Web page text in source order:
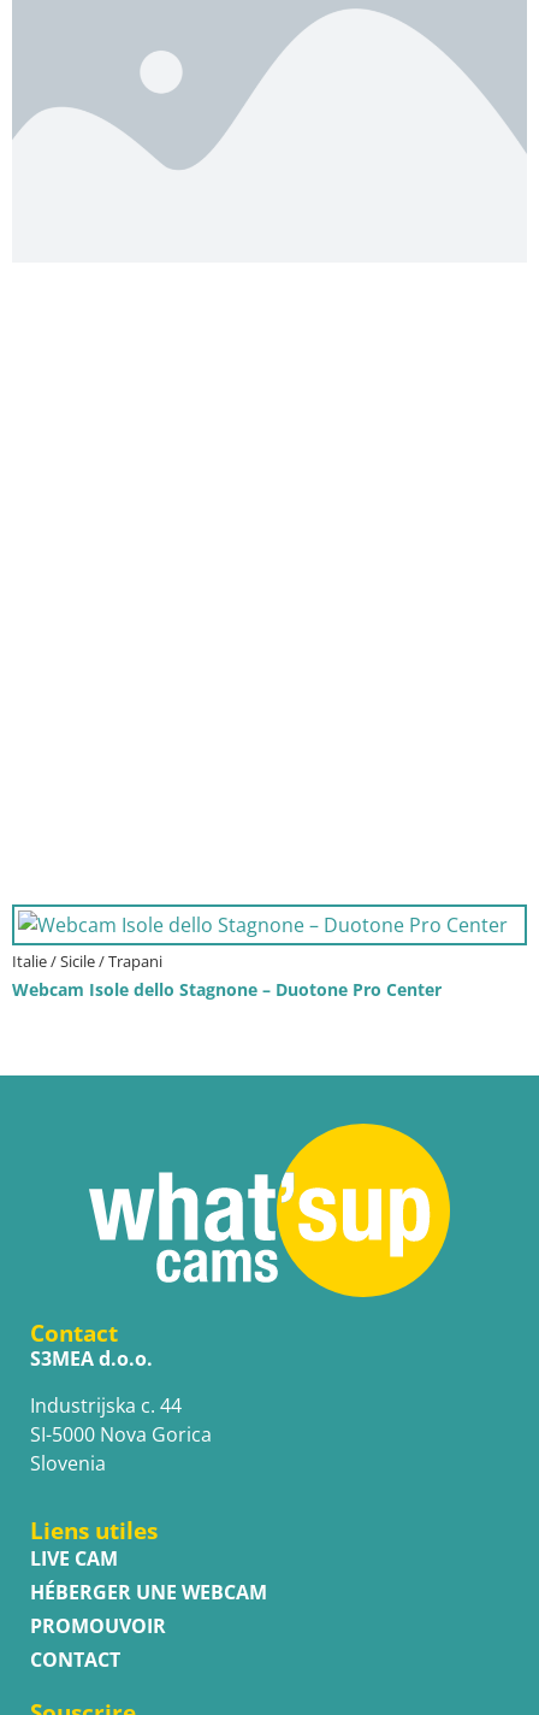
Italie / Sicile / Trapani
Webcam Isole dello Stagnone – Duotone Pro Center
Contact
S3MEA d.o.o.
Industrijska c. 44
SI-5000 Nova Gorica
Slovenia
Liens utiles
LIVE CAM
HÉBERGER UNE WEBCAM
PROMOUVOIR
CONTACT